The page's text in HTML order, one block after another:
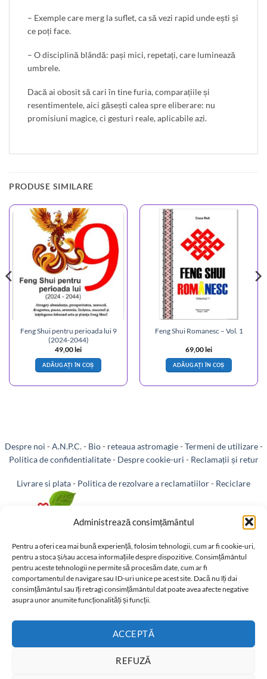
Administrează consimțământul
Pentru a oferi cea mai bună experiență, folosim tehnologii, cum ar fi cookie-uri,
pentru a stoca și/sau accesa informațiile despre dispozitive. Consimțământul
pentru aceste tehnologii ne permite să procesăm date, cum ar fi
comportamentul de navigare sau ID-uri unice pe acest site. Dacă nu îți dai
consimțământul sau îți retragi consimțământul dat poate avea afecte negative
asupra unor anumite funcționalități și funcții.
ACCEPTĂ
REFUZĂ
– Exemple care merg la suflet, ca să vezi rapid unde ești și
ce poți face.
– O disciplină blândă: pași mici, repetați, care luminează
umbrele.
Dacă ai obosit să cari în tine furia, comparațiile și
resentimentele, aici găsești calea spre eliberare: nu
promisiuni magice, ci gesturi reale, aplicabile azi.
PRODUSE SIMILARE
Feng Shui pentru perioada lui 9
(2024-2044)
49,00lei
ADĂUGAȚI ÎN COȘ
Feng Shui Romanesc – Vol. 1
69,00lei
ADĂUGAȚI ÎN COȘ
Despre noi -A.N.P.C.- Bio- reteaua astromagie-Termeni de utilizare-
Politica de confidentialitate- Despre cookie-uri - Reclamații și retur
Livrare si plata- Politica de rezolvare a reclamatiilor- Reciclare
Informatii legale:
Totul despre ansă, tensor, ansa de pământ, baghete și radiestezie